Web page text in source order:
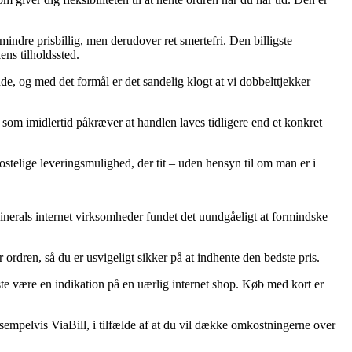
prisbillig, men derudover ret smertefri. Den billigste
tilholdssted.
og med det formål er det sandelig klogt at vi dobbelttjekker
imidlertid påkræver at handlen laves tidligere end et konkret
leveringsmulighed, der tit – uden hensyn til om man er i
internet virksomheder fundet det uundgåeligt at formindske
så du er usvigeligt sikker på at indhente den bedste pris.
være en indikation på en uærlig internet shop. Køb med kort er
ViaBill, i tilfælde af at du vil dække omkostningerne over